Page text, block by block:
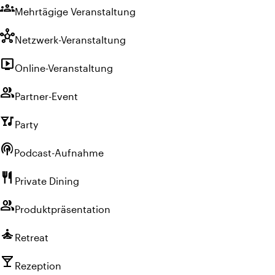
groupsMehrtägige Veranstaltung
hubNetzwerk-Veranstaltung
live_tvOnline-Veranstaltung
groupPartner-Event
nightlifeParty
podcastsPodcast-Aufnahme
restaurant Private Dining
groupProduktpräsentation
self_improvement Retreat
local_bar Rezeption